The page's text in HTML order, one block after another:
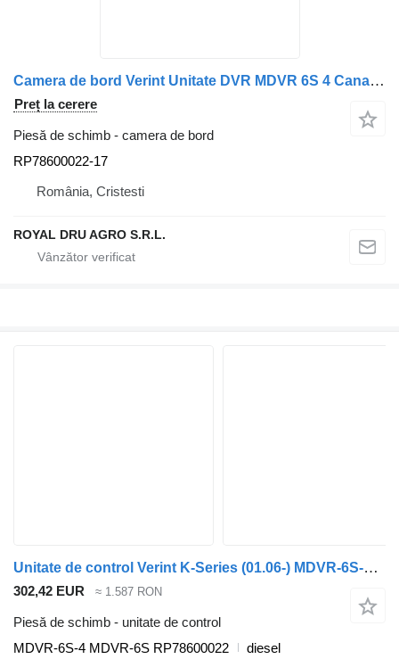
Camera de bord Verint Unitate DVR MDVR 6S 4 Canale RP78600022-17 pentru camion Scania
Preț la cerere
Piesă de schimb - camera de bord
RP78600022-17
România, Cristesti
ROYAL DRU AGRO S.R.L.
Unitate de control Verint K-Series (01.06-) MDVR-6S-4 pentru autobuz Scania K,N,F-series bus (2006-)
302,42 EUR ≈ 1.587 RON
Piesă de schimb - unitate de control
MDVR-6S-4 MDVR-6S RP78600022
diesel